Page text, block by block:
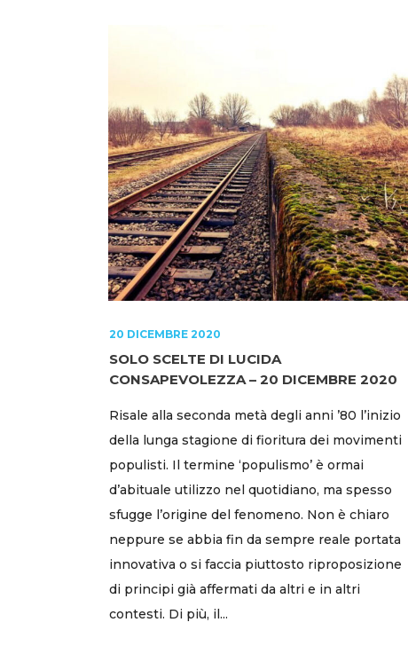
20 DICEMBRE 2020
SOLO SCELTE DI LUCIDA
CONSAPEVOLEZZA – 20 DICEMBRE 2020
Risale alla seconda metà degli anni ’80 l’inizio
della lunga stagione di fioritura dei movimenti
populisti. Il termine ‘populismo’ è ormai
d’abituale utilizzo nel quotidiano, ma spesso
sfugge l’origine del fenomeno. Non è chiaro
neppure se abbia fin da sempre reale portata
innovativa o si faccia piuttosto riproposizione
di principi già affermati da altri e in altri
contesti. Di più, il...